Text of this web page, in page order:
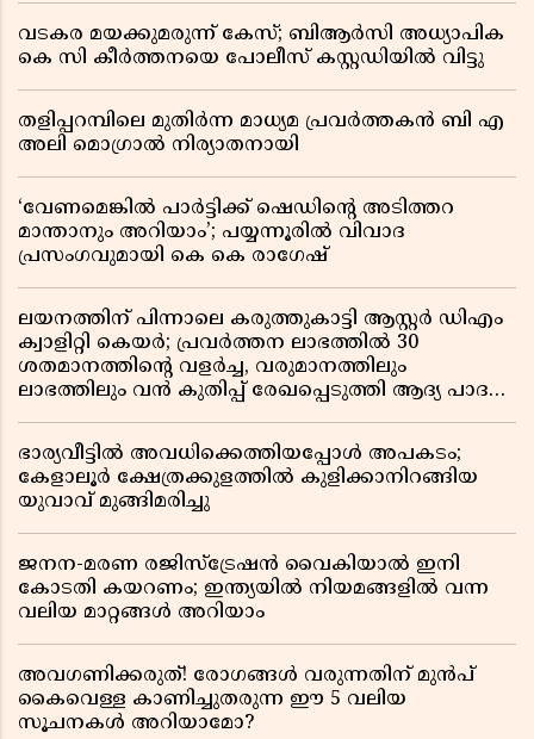
വടകര മയക്കുമരുന്ന് കേസ്; ബിആർസി അധ്യാപിക
കെ സി കീർത്തനയെ പോലീസ് കസ്റ്റഡിയിൽ വിട്ടു
തളിപ്പറമ്പിലെ മുതിർന്ന മാധ്യമ പ്രവർത്തകൻ ബി എ
അലി മൊഗ്രാൽ നിര്യാതനായി
‘വേണമെങ്കിൽ പാർട്ടിക്ക് ഷെഡിൻ്റെ അടിത്തറ
മാന്താനും അറിയാം’; പയ്യന്നൂരിൽ വിവാദ
പ്രസംഗവുമായി കെ കെ രാഗേഷ്
ലയനത്തിന് പിന്നാലെ കരുത്തുകാട്ടി ആസ്റ്റർ ഡിഎം
ക്വാളിറ്റി കെയർ; പ്രവർത്തന ലാഭത്തിൽ 30
ശതമാനത്തിൻ്റെ വളർച്ച, വരുമാനത്തിലും
ലാഭത്തിലും വൻ കുതിപ്പ് രേഖപ്പെടുത്തി ആദ്യ പാദ
ഭാര്യവീട്ടിൽ അവധിക്കെത്തിയപ്പോൾ അപകടം;
കേളാലൂർ ക്ഷേത്രക്കുളത്തിൽ കുളിക്കാനിറങ്ങിയ
യുവാവ് മുങ്ങിമരിച്ചു
ജനന-മരണ രജിസ്ട്രേഷൻ വൈകിയാൽ ഇനി
കോടതി കയറണം; ഇന്ത്യയിൽ നിയമങ്ങളിൽ വന്ന
വലിയ മാറ്റങ്ങൾ അറിയാം
അവഗണിക്കരുത്! രോഗങ്ങൾ വരുന്നതിന് മുൻപ്
കൈവെള്ള കാണിച്ചുതരുന്ന ഈ 5 വലിയ
സൂചനകൾ അറിയാമോ?